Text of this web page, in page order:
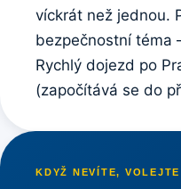
víckrát než jednou.
bezpečnostní téma
Rychlý dojezd po
(započítává se do
KDYŽ NEVÍTE, VOLEJTE